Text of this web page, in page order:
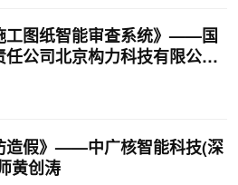
工图纸智能审查系统》——国
任公司北京构力科技有限公司
造假》——中广核智能科技(深
黄创涛